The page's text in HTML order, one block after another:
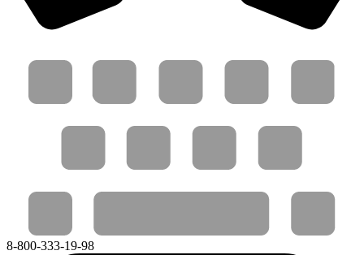
8-800-333-19-98